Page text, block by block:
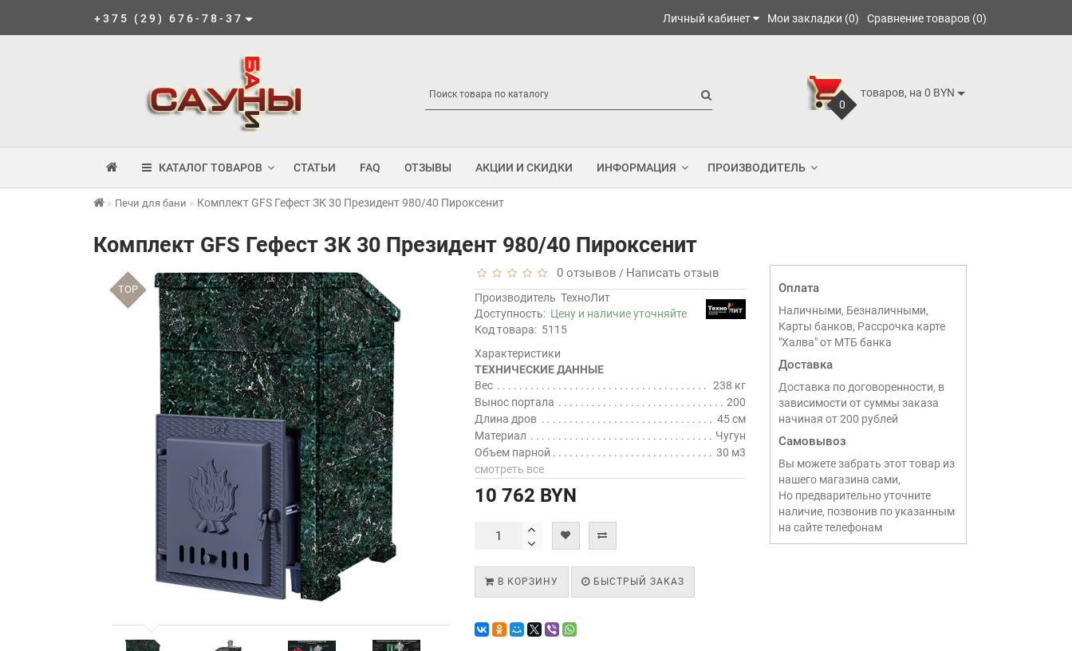
+375 (29) 676-78-37 Личный кабинет Мои закладки (0) Сравнение товаров (0)
0
товаров, на 0 BYN
КАТАЛОГ ТОВАРОВ СТАТЬИ FAQ ОТЗЫВЫ АКЦИИ И СКИДКИ ИНФОРМАЦИЯ ПРОИЗВОДИТЕЛЬ
Печи для бани Комплект GFS Гефест ЗК 30 Президент 980/40 Пироксенит
Комплект GFS Гефест ЗК 30 Президент 980/40 Пироксенит
TOP
0 отзывов / Написать отзыв
Производитель ТехноЛит
Доступность: Цену и наличие уточняйте
Код товара: 5115
Характеристики
ТЕХНИЧЕСКИЕ ДАННЫЕ
Вес
238 кг
Вынос портала
200
Длина дров
45 см
Материал
Чугун
Объем парной
30 м3
смотреть все
10 762 BYN
В КОРЗИНУ БЫСТРЫЙ ЗАКАЗ
Оплата
Наличными, Безналичными,
Карты банков, Рассрочка карте
"Халва" от МТБ банка
Доставка
Доставка по договоренности, в
зависимости от суммы заказа
начиная от 200 рублей
Самовывоз
Вы можете забрать этот товар из
нашего магазина сами,
Но предварительно уточните
наличие, позвонив по указанным
на сайте телефонам